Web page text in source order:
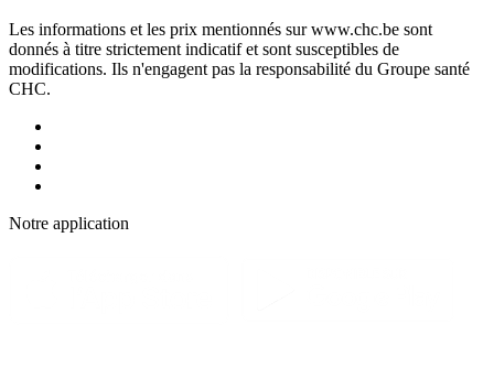
Les informations et les prix mentionnés sur www.chc.be sont
donnés à titre strictement indicatif et sont susceptibles de
modifications. Ils n'engagent pas la responsabilité du Groupe santé
CHC.
Notre application